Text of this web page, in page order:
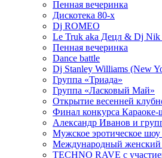
Пенная вечеринка
Дискотека 80-х
Dj ROMEO
Le Truk aka Децл & Dj Nik
Пенная вечеринка
Dance battle
Dj Stanley Williams (New
Группа «Триада»
Группа «Ласковый Май»
Открытие весенней
Финал конкурса Караоке-
Александр Иванов и
Мужское эротическое
Международный женский
TECHNO RAVE с